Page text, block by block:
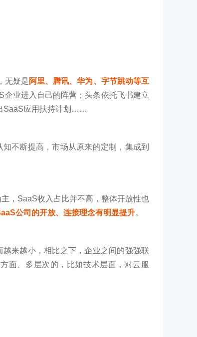
无疑是阿里、腾讯、华为、字节跳动等互
业进入自己的阵营；头条依托飞书建立
SaaS应用扶持计划……
不断提高，市场从原来的定制，集成到
，SaaS收入占比并不高，整体开放性也
公司的开放、连接理念有明显提升。
来越小，相比之下，企业之间的强强联
面、多层次的，比如技术层面，对云服